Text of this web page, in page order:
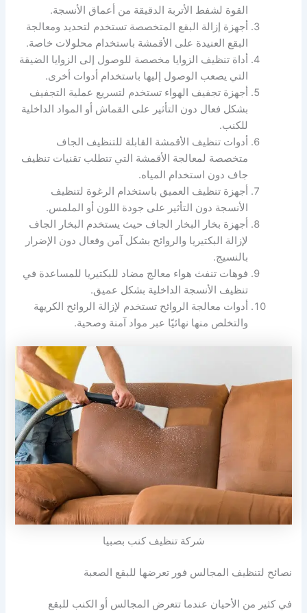
القوة لشفط الأتربة الدقيقة من أعماق الأنسجة.
أجهزة إزالة البقع المتخصصة تستخدم لتحديد ومعالجة
البقع العنيدة على الأقمشة باستخدام محلولات خاصة.
أداة تنظيف الزوايا مخصصة للوصول إلى الزوايا الضيقة
التي يصعب الوصول إليها باستخدام أدوات أخرى.
أجهزة تجفيف الهواء تستخدم لتسريع عملية التجفيف
بشكل فعال دون التأثير على القماش أو المواد الداخلية
للكنب.
أدوات تنظيف الأقمشة القابلة للتنظيف الجاف
متخصصة لمعالجة الأقمشة التي تتطلب تقنيات تنظيف
جاف دون استخدام المياه.
أجهزة تنظيف العميق باستخدام الرغوة لتنظيف
الأنسجة دون التأثير على جودة اللون أو الملمس.
أجهزة بخار البخار الجاف حيث يستخدم البخار الجاف
لإزالة البكتيريا والروائح بشكل آمن وفعال دون الإضرار
بالنسيج.
فوهات تنفث هواء معالج مضاد للبكتيريا للمساعدة في
تنظيف الأنسجة الداخلية بشكل عميق.
أدوات معالجة الروائح تستخدم لإزالة الروائح الكريهة
والتخلص منها نهائيًا عبر مواد آمنة وصحية.
شركة تنظيف كنب بصبيا
نصائح لتنظيف المجالس فور تعرضها للبقع الصعبة
في كثير من الأحيان عندما تتعرض المجالس أو الكنب للبقع